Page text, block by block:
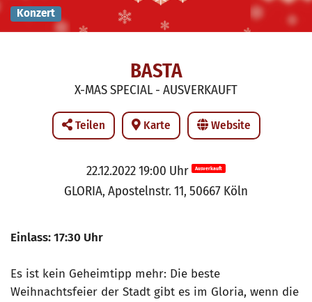
Konzert
BASTA
X-MAS SPECIAL - AUSVERKAUFT
Teilen Karte Website
22.12.2022 19:00 Uhr Ausverkauft
GLORIA, Apostelnstr. 11, 50667 Köln
Einlass: 17:30 Uhr
Es ist kein Geheimtipp mehr: Die beste
Weihnachtsfeier der Stadt gibt es im Gloria, wenn die